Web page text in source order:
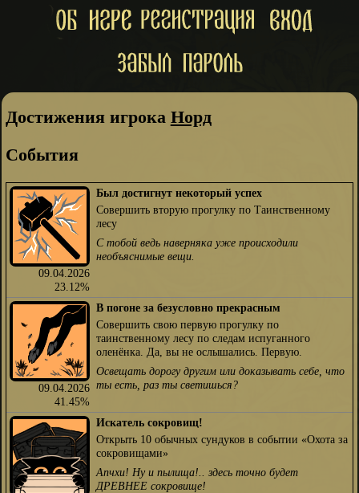
Достижения игрока Норд
События
09.04.2026
23.12%
Был достигнут некоторый успех
Совершить вторую прогулку по Таинственному
лесу
С тобой ведь наверняка уже происходили
необъяснимые вещи.
09.04.2026
41.45%
В погоне за безусловно прекрасным
Совершить свою первую прогулку по
таинственному лесу по следам испуганного
оленёнка. Да, вы не ослышались. Первую.
Освещать дорогу другим или доказывать себе, что
ты есть, раз ты светишься?
Искатель сокровищ!
Открыть 10 обычных сундуков в событии «Охота за
сокровищами»
Апчхи! Ну и пылища!.. здесь точно будет
ДРЕВНЕЕ сокровище!